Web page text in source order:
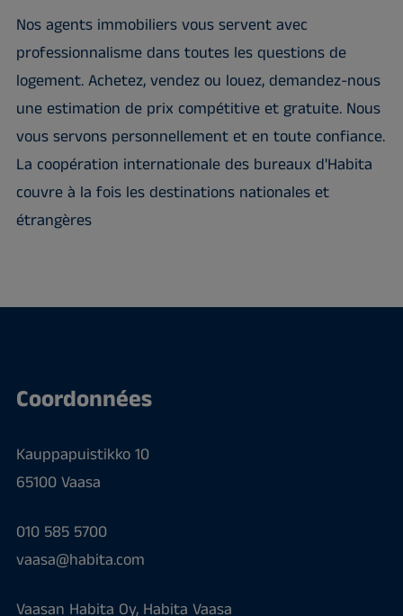
Nos agents immobiliers vous servent avec
professionnalisme dans toutes les questions de
logement. Achetez, vendez ou louez, demandez-nous
une estimation de prix compétitive et gratuite. Nous
vous servons personnellement et en toute confiance.
La coopération internationale des bureaux d'Habita
couvre à la fois les destinations nationales et
étrangères
Coordonnées
Kauppapuistikko 10
65100 Vaasa
010 585 5700
vaasa@habita.com
Vaasan Habita Oy, Habita Vaasa